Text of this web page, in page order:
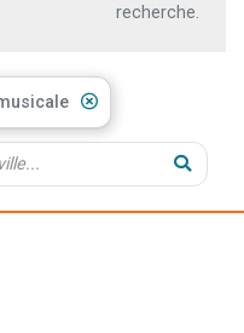
recherche.